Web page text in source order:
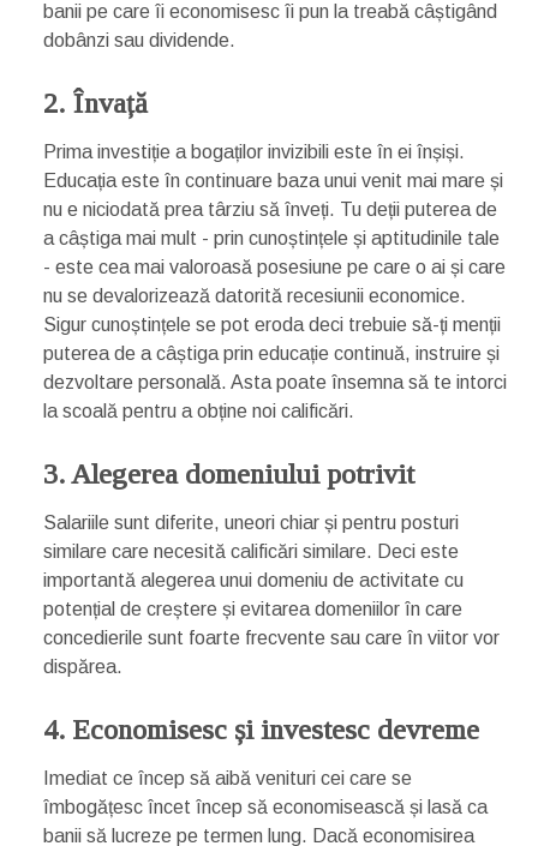
banii pe care îi economisesc îi pun la treabă câștigând
dobânzi sau dividende.
2. Învață
Prima investiție a bogaților invizibili este în ei înșiși.
Educația este în continuare baza unui venit mai mare și
nu e niciodată prea târziu să înveți. Tu deții puterea de
a câștiga mai mult - prin cunoștințele și aptitudinile tale
- este cea mai valoroasă posesiune pe care o ai și care
nu se devalorizează datorită recesiunii economice.
Sigur cunoștințele se pot eroda deci trebuie să-ți menții
puterea de a câștiga prin educație continuă, instruire și
dezvoltare personală. Asta poate însemna să te intorci
la scoală pentru a obține noi calificări.
3. Alegerea domeniului potrivit
Salariile sunt diferite, uneori chiar și pentru posturi
similare care necesită calificări similare. Deci este
importantă alegerea unui domeniu de activitate cu
potențial de creștere și evitarea domeniilor în care
concedierile sunt foarte frecvente sau care în viitor vor
dispărea.
4. Economisesc și investesc devreme
Imediat ce încep să aibă venituri cei care se
îmbogățesc încet încep să economisească și lasă ca
banii să lucreze pe termen lung. Dacă economisirea